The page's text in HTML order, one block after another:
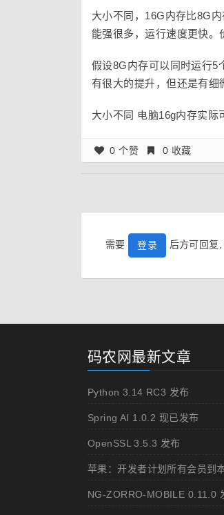
大小不同，16G内存比8G
能强很多，运行速度更快。
假设8G内存可以同时运行5
有很大的提升，但还是有细
大小不同 电脑16g内存实际
0 个赞 0 收藏
需要 登录 后方可回复
码农网最新文章
Python 3.14 RC3 发布
Spring AI 1.0.2 现已发布
OpenSSL 3.5.3 发布